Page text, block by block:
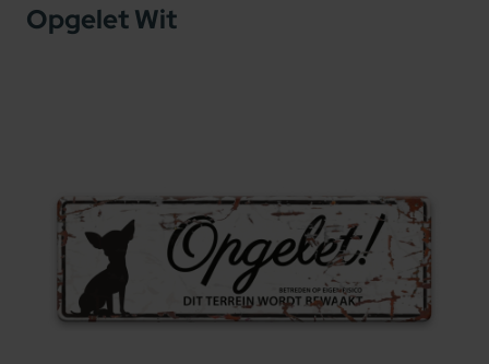
Opgelet Wit